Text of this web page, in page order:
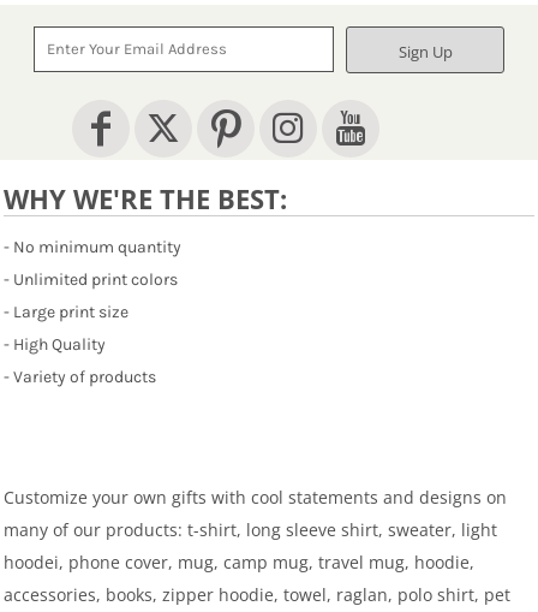
Sign Up
WHY WE'RE THE BEST:
- No minimum quantity
- Unlimited print colors
- Large print size
- High Quality
- Variety of products
Customize your own gifts with cool statements and designs on
many of our products: t-shirt, long sleeve shirt, sweater, light
hoodei, phone cover, mug, camp mug, travel mug, hoodie,
accessories, books, zipper hoodie, towel, raglan, polo shirt, pet